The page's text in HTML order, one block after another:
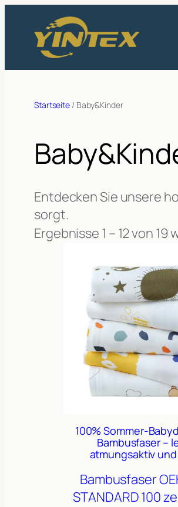
Inhalt
springen
Startseite / Baby&Kinder
Entdecken Sie unsere
sorgt.
Ergebnisse 1 – 12 von
100% Sommer-
Bambusfaser –
atmungsaktiv
Bambusfaser
STANDARD 100